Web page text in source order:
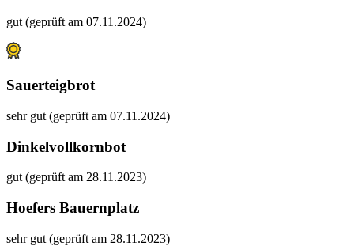
gut (geprüft am 07.11.2024)
Sauerteigbrot
sehr gut (geprüft am 07.11.2024)
Dinkelvollkornbot
gut (geprüft am 28.11.2023)
Hoefers Bauernplatz
sehr gut (geprüft am 28.11.2023)